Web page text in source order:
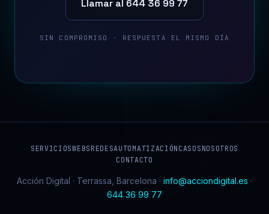
Llamar al 644 36 99 77
SIN COMPROMISO · RESPUESTA EL MISMO DÍA
SERVICIOSWEBS REDESAUTOMATIZACIÓN CASOS NOSOTROS
CONTACTO
Acción Digital · Terrassa, Barcelona · info@acciondigital.es ·
644 36 99 77